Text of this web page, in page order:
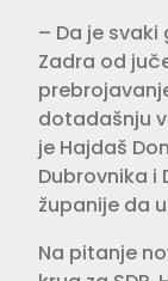
– Da je
Zadra od
dotadašnju
je Hajdaš
Dubrovnika
županije da
Na pitanje